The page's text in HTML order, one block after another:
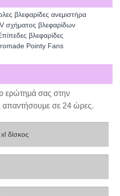
βλεφαρίδες ανεμιστήρα
V σχήματος βλεφαρίδων
βλεφαρίδες
Pointy Fans
ερώτημά σας στην
σε 24 ώρες.